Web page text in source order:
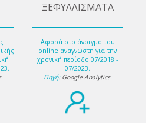
.
ΞΕΦΥΛΛΙΣΜΑΤΑ
Αφορά στο άνοιγμα του
online αναγνώστη για την
χρονική περίοδο 07/2018 -
07/2023.
Πηγή: Google Analytics.